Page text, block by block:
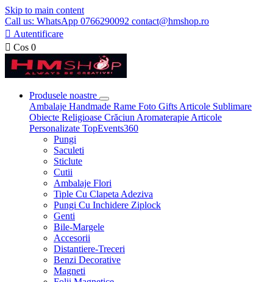
Skip to main content
Call us: WhatsApp 0766290092 contact@hmshop.ro
 Autentificare
 Cos 0
Produsele noastre
Ambalaje Handmade Rame Foto Gifts Articole Sublimare
Obiecte Religioase Crăciun Aromaterapie Articole
Personalizate TopEvents360
Pungi
Saculeti
Sticlute
Cutii
Ambalaje Flori
Tiple Cu Clapeta Adeziva
Pungi Cu Inchidere Ziplock
Genti
Bile-Margele
Accesorii
Distantiere-Treceri
Benzi Decorative
Magneti